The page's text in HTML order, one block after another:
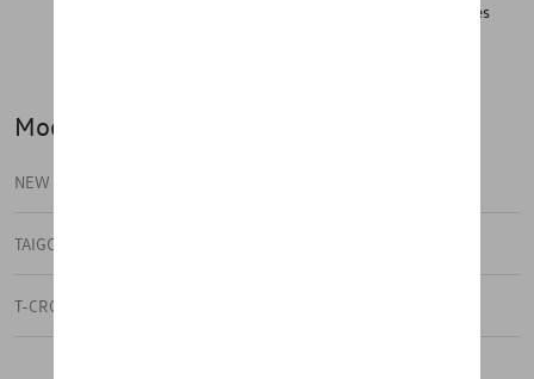
considérablement les temps de changement entre les roues
Modèle(s)
NEW TAIGO
TAIGO
T-CROSS